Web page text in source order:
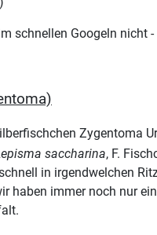
schnellen Googeln
saccharina, F.
in irgendwelchen
haben immer noch nur